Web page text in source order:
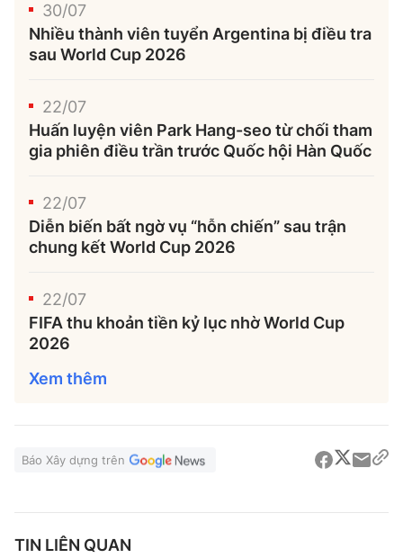
30/07
Nhiều thành viên tuyển Argentina bị điều tra
sau World Cup 2026
22/07
Huấn luyện viên Park Hang-seo từ chối tham
gia phiên điều trần trước Quốc hội Hàn Quốc
22/07
Diễn biến bất ngờ vụ “hỗn chiến” sau trận
chung kết World Cup 2026
22/07
FIFA thu khoản tiền kỷ lục nhờ World Cup
2026
Xem thêm
Báo Xây dựng trên
TIN LIÊN QUAN